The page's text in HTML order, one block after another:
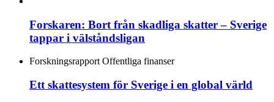
Forskaren: Bort från skadliga skatter – Sverige
tappar i välståndsligan
Forskningsrapport Offentliga finanser
Ett skattesystem för Sverige i en global värld